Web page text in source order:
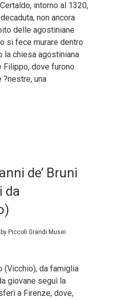
intorno al 1320,
non ancora
delle agostiniane
si fece murare dentro
la chiesa agostiniana
Filippo, dove furono
una
de’ Bruni
da
by Piccoli Grandi Musei
(Vicchio), da famiglia
giovane seguì la
a Firenze, dove,